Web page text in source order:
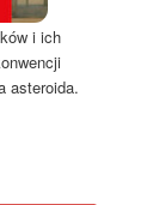
i ich
asteroida.